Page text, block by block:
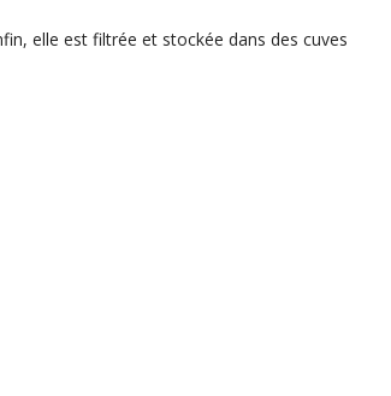
elle est filtrée et stockée dans des cuves